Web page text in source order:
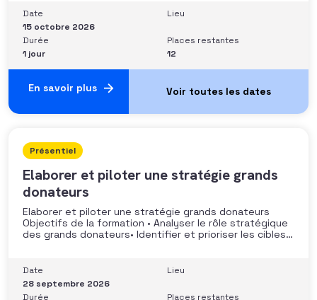
situations nécessitant un arbitrage juridique
Compétences et aptitudes Comprendre les régimes
Date
15 octobre 2026
Lieu
Durée
1 jour
Places restantes
12
En savoir plus
Présentiel
Elaborer et piloter une stratégie grands
donateurs
Elaborer et piloter une stratégie grands donateurs
Objectifs de la formation • Analyser le rôle stratégique
des grands donateurs• Identifier et prioriser les cibles à
parties prenantes• Construire un argumentaire
personnalisé et piloter le parcours
Date
28 septembre 2026
Lieu
Durée Places restantes